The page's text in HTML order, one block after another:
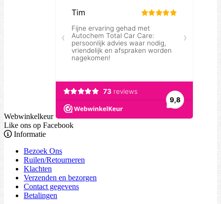
Webwinkelkeur
Like ons op Facebook
Informatie
Bezoek Ons
Ruilen/Retourneren
Klachten
Verzenden en bezorgen
Contact gegevens
Betalingen